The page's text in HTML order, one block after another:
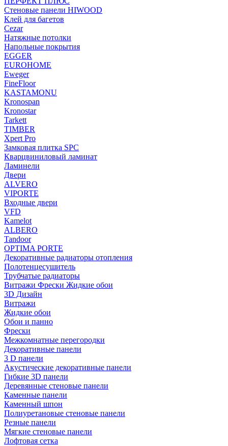
Стеновые панели HIWOOD
Клей для багетов
Cezar
Натяжные потолки
Напольные покрытия
EGGER
EUROHOME
Eweger
FineFloor
KASTAMONU
Kronospan
Kronostar
Tarkett
TIMBER
Xpert Pro
Замковая плитка SPC
Кварцвиниловый ламинат
Ламинели
Двери
ALVERO
VIPORTE
Входные двери
VFD
Kamelot
ALBERO
Tandoor
OPTIMA PORTE
Декоративные радиаторы отопления
Полотенцесушитель
Трубчатые радиаторы
Витражи Фрески Жидкие обои
3D Дизайн
Витражи
Жидкие обои
Обои и панно
Фрески
Межкомнатные перегородки
Декоративные панели
3 D панели
Акустические декоративные панели
Гибкие 3D панели
Деревянные стеновые панели
Каменные панели
Каменный шпон
Полиуретановые стеновые панели
Резные панели
Мягкие стеновые панели
Лофтовая сетка